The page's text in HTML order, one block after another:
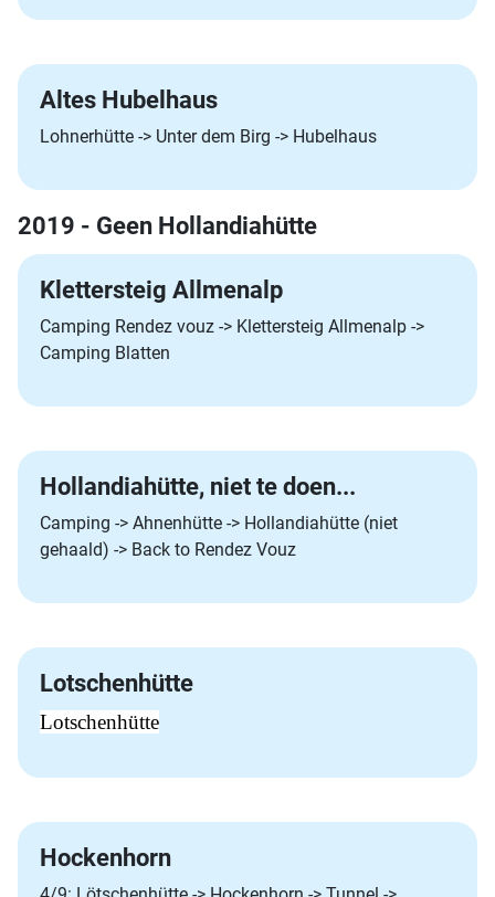
Altes Hubelhaus
Lohnerhütte -> Unter dem Birg -> Hubelhaus
2019 - Geen Hollandiahütte
Klettersteig Allmenalp
Camping Rendez vouz -> Klettersteig Allmenalp ->
Camping Blatten
Hollandiahütte, niet te doen...
Camping -> Ahnenhütte -> Hollandiahütte (niet
gehaald) -> Back to Rendez Vouz
Lotschenhütte
Lotschenhütte
Hockenhorn